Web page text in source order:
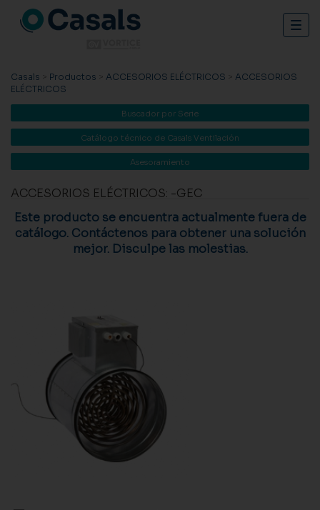
Casals > Productos > ACCESORIOS ELÉCTRICOS > ACCESORIOS
ELÉCTRICOS
Buscador por Serie
Catálogo técnico de Casals Ventilación
Asesoramiento
ACCESORIOS ELÉCTRICOS: -GEC
Este producto se encuentra actualmente fuera de
catálogo. Contáctenos para obtener una solución
mejor. Disculpe las molestias.